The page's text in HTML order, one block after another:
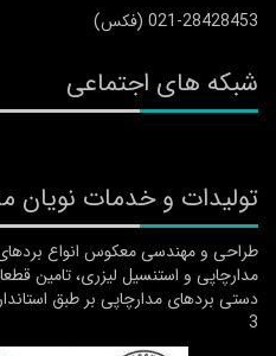
021-28428453 (فکس)
شبکه های اجتماعی
تولیدات و خدمات نویان
طراحی و مهندسی معکوس انواع
مدارچاپی و استنسیل لیزری، تامین
3